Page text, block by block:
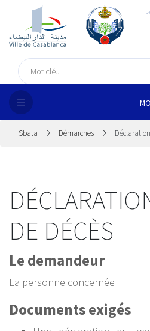
Sbata Démarches
DE DÉCÈS
Le demandeur
La personne concernée
Documents exigés